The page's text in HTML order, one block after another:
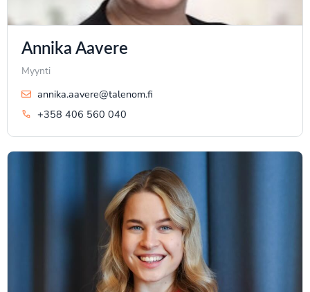
Annika Aavere
Myynti
annika.aavere@talenom.fi
+358 406 560 040